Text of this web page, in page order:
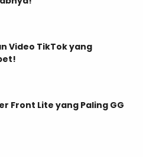
Video TikTok yang
Front Lite yang Paling GG